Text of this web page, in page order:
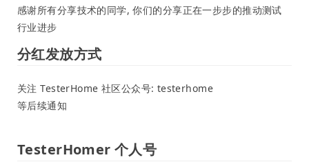
感谢所有分享技术的同学, 你们的分享正在一步步的推动测试
行业进步
分红发放方式
关注 TesterHome 社区公众号: testerhome
等后续通知
TesterHomer 个人号